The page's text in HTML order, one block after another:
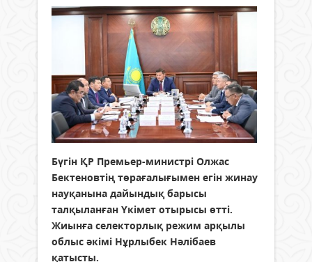
Бүгін ҚР Премьер-министрі Олжас
Бектеновтің төрағалығымен егін жинау
науқанына дайындық барысы
талқыланған Үкімет отырысы өтті.
Жиынға селекторлық режим арқылы
облыс әкімі Нұрлыбек Нәлібаев
қатысты.